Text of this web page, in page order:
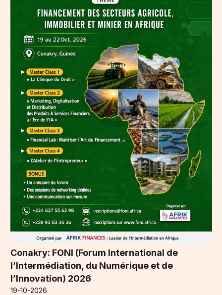
Conakry: FONI (Forum International de
l’Intermédiation, du Numérique et de
l’Innovation) 2026
19-10-2026